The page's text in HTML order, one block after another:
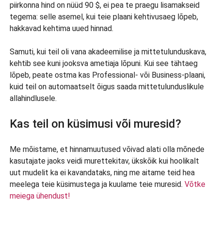
piirkonna hind on nüüd 90 $, ei pea te praegu lisamakseid
tegema: selle asemel, kui teie plaani kehtivusaeg lõpeb,
hakkavad kehtima uued hinnad.
Samuti, kui teil oli vana akadeemilise ja mittetulunduskava,
kehtib see kuni jooksva ametiaja lõpuni. Kui see tähtaeg
lõpeb, peate ostma kas Professional- või Business-plaani,
kuid teil on automaatselt õigus saada mittetulunduslikule
allahindlusele.
Kas teil on küsimusi või muresid?
Me mõistame, et hinnamuutused võivad alati olla mõnede
kasutajate jaoks veidi murettekitav, ükskõik kui hoolikalt
uut mudelit ka ei kavandataks, ning me aitame teid hea
meelega teie küsimustega ja kuulame teie muresid. Võtke
meiega ühendust!